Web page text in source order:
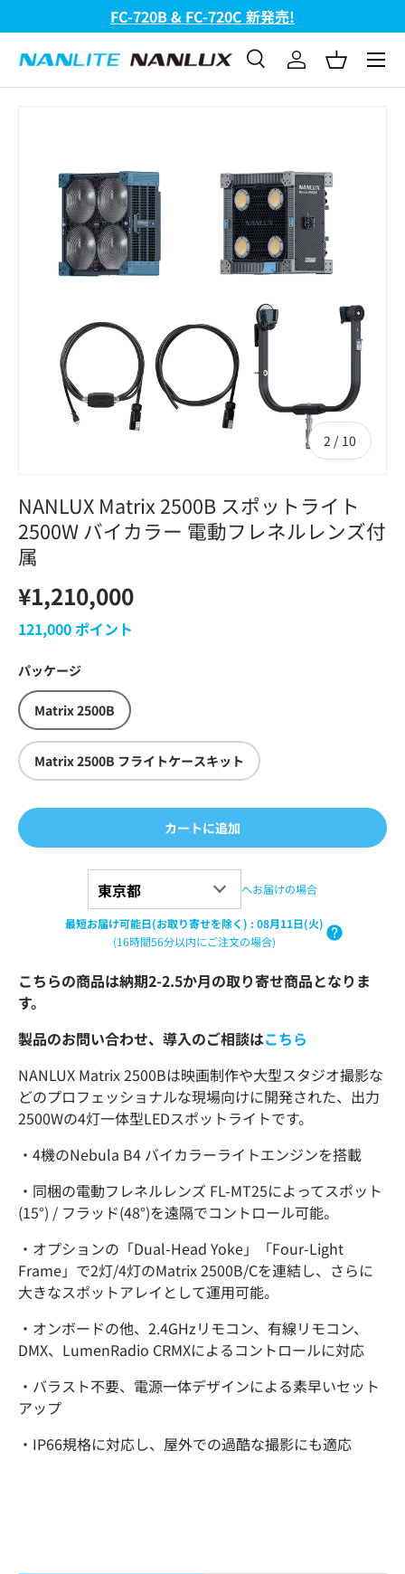
コンテンツへスキップ
FC-720B & FC-720C 新発売!
検索
検索 ログインバスケッ
メニ
2 / の
10
NANLUX Matrix 2500B スポットライト
2500W バイカラー 電動フレネルレンズ付
属
¥1,210,000
121,000ポイント
パッケージ
Matrix 2500B
Matrix 2500B フライトケースキット
カートに追加
へお届けの場合
最短お届け可能日(お取り寄せを除く) : 08月11日(火)
(16時間56分以内にご注文の場合)
こちらの商品は納期2-2.5か月の取り寄せ商品となりま
す。
製品のお問い合わせ、導入のご相談はこちら
NANLUX Matrix 2500Bは映画制作や大型スタジオ撮影な
どのプロフェッショナルな現場向けに開発された、出力
2500Wの4灯一体型LEDスポットライトです。
・4機のNebula B4 バイカラーライトエンジンを搭載
・同梱の電動フレネルレンズ FL-MT25によってスポット
(15°) / フラッド(48°)を遠隔でコントロール可能。
・オプションの「Dual-Head Yoke」「Four-Light
Frame」で2灯/4灯のMatrix 2500B/Cを連結し、さらに
大きなスポットアレイとして運用可能。
・オンボードの他、2.4GHzリモコン、有線リモコン、
DMX、LumenRadio CRMXによるコントロールに対応
・バラスト不要、電源一体デザインによる素早いセット
アップ
・IP66規格に対応し、屋外での過酷な撮影にも適応